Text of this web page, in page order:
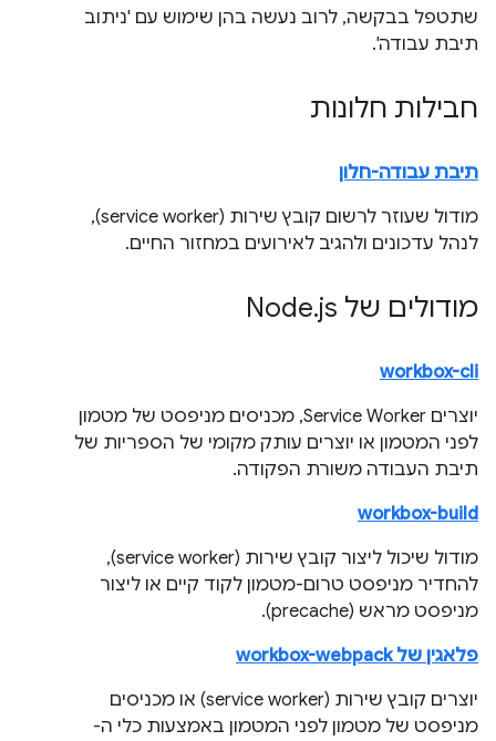
שתטפל בבקשה, לרוב נעשה בהן שימוש עם 'ניתוב
תיבת עבודה'.
חבילות חלונות
תיבת עבודה-חלון
מודול שעוזר לרשום קובץ שירות (service worker),
לנהל עדכונים ולהגיב לאירועים במחזור החיים.
מודולים של Node .js
workbox-cli
יוצרים Service Worker, מכניסים מניפסט של מטמון
לפני המטמון או יוצרים עותק מקומי של הספריות של
תיבת העבודה משורת הפקודה.
workbox-build
מודול שיכול ליצור קובץ שירות (service worker),
להחדיר מניפסט טרום-מטמון לקוד קיים או ליצור
מניפסט מראש (precache).
פלאגין של workbox-webpack
יוצרים קובץ שירות (service worker) או מכניסים
מניפסט של מטמון לפני המטמון באמצעות כלי ה-